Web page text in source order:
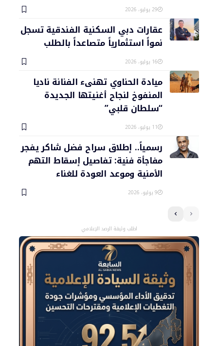
29 يوليو، 2026
عقارات دبي السكنية الفندقية تسجل
نمواً استثمارياً متصاعداً بالطلب
16 يوليو، 2026
ميادة الحناوي تهنىء الفنانة ناديا
المنفوخ لنجاح أغنيتها الجديدة
“سلطان قلبي”
11 يوليو، 2026
رسمياً.. إطلاق سراح فضل شاكر يفجر
مفاجأة فنية: تفاصيل إسقاط التهم
الأمنية وموعد العودة للغناء
9 يوليو، 2026
اطلب وثيقة الرصد الإعلامي